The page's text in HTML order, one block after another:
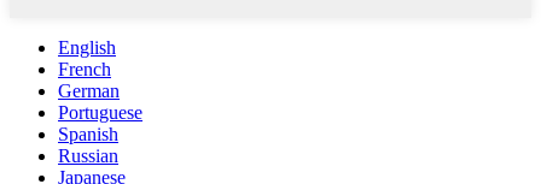
English
French
German
Portuguese
Spanish
Russian
Japanese